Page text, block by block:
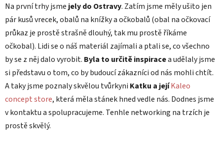
Na první trhy jsme jely do Ostravy. Zatím jsme měly ušito jen
pár kusů vrecek, obalů na knížky a očkobalů (obal na očkovací
průkaz je prostě strašně dlouhý, tak mu prostě říkáme
očkobal). Lidi se o náš materiál zajímali a ptali se, co všechno
by se z něj dalo vyrobit. Byla to určitě inspiracea udělaly jsme
si představu o tom, co by budoucí zákazníci od nás mohli chtít.
A taky jsme poznaly skvělou tvůrkyni Katku a jejíKaleo
concept store, která měla stánek hned vedle nás. Dodnes jsme
v kontaktu a spolupracujeme. Tenhle networking na trzích je
prostě skvělý.